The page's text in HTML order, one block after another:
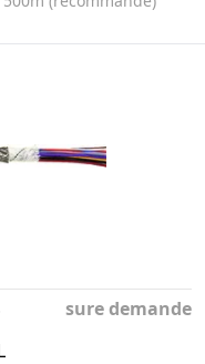
sure demande